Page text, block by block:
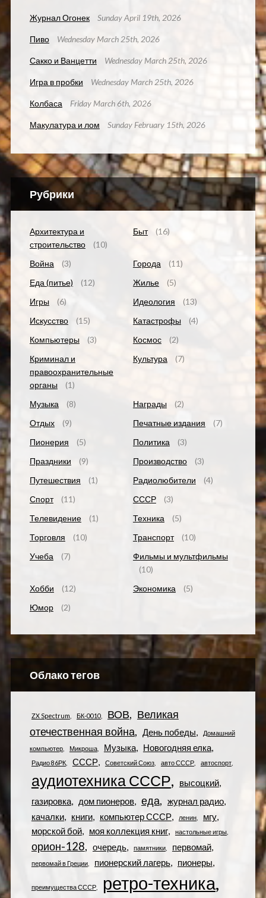
Журнал Огонек Sunday April 19th, 2026
Пиво Wednesday March 25th, 2026
Сакко и Ванцетти Wednesday March 25th, 2026
Игра в пробки Wednesday March 25th, 2026
Колбаса Friday March 6th, 2026
Макулатура и лом Sunday February 15th, 2026
Рубрики
Архитектура и
строительство
(10)
Быт (16)
Война (3) Города
(11)
Еда (питье)
(12) Жилье
(5)
Игры
(6) Идеология
(13)
Искусство
(15) Катастрофы
(4)
Компьютеры
(3) Космос
(2)
Криминал и
правоохранительные
органы
(1)
Культура (7)
Музыка (8) Награды
(2)
Отдых
(9) Печатные издания
(7)
Пионерия
(5) Политика
(3)
Праздники
(9) Производство
(3)
Путешествия
(1) Радиолюбители
(4)
Спорт
(11) СССР
(3)
Телевидение
(1) Техника
(5)
Торговля
(10) Транспорт
(10)
Учеба
(7)
Фильмы и мультфильмы
(10)
Хобби
(12) Экономика
(5)
Юмор
(2)
Облако тегов
ZX Spectrum БК-0010 ВОВ
Великая
отечественная война
День победы
Домашний
компьютер
Микроша Музыка Новогодняя елка
Радио 86РК СССР Советский Союз авто СССР автоспорт
аудиотехника СССР
высоцкий
газировка
дом пионеров еда
журнал радио
качалки
книги компьютер СССР ленин
мгу
морской бой
моя коллекция книг настольные игры
орион-128 очередь памятники первомай
первомай в Греции пионерский лагерь пионеры
преимущества СССР ретро-техника